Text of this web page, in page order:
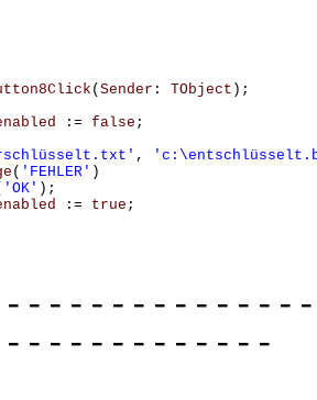
( Sender : TObject );
:= false ;
,
( 'FEHLER' )
'OK' );
:= true ;